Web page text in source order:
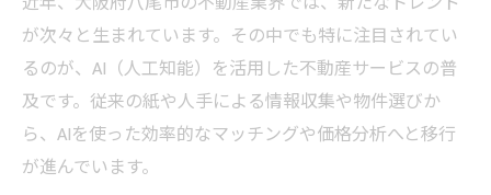
が次々と生まれています。その中でも特に注目されてい
るのが、AI（人工知能）を活用した不動産サービスの普
及です。従来の紙や人手による情報収集や物件選びか
ら、AIを使った効率的なマッチングや価格分析へと移行
が進んでいます。